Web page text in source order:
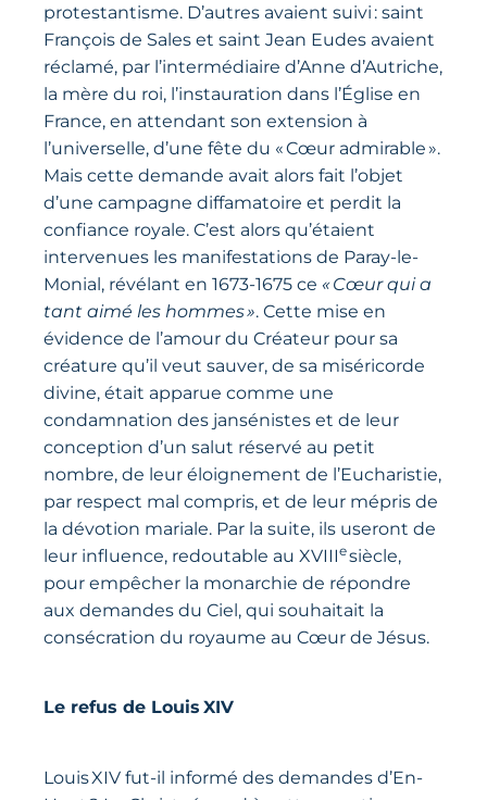
protestantisme. D’autres avaient suivi : saint
François de Sales et saint Jean Eudes avaient
réclamé, par l’intermédiaire d’Anne d’Autriche,
la mère du roi, l’instauration dans l’Église en
France, en attendant son extension à
l’universelle, d’une fête du « Cœur admirable ».
Mais cette demande avait alors fait l’objet
d’une campagne diffamatoire et perdit la
confiance royale. C’est alors qu’étaient
intervenues les manifestations de Paray-le-
Monial, révélant en 1673-1675 ce « Cœur qui a
tant aimé les hommes ». Cette mise en
évidence de l’amour du Créateur pour sa
créature qu’il veut sauver, de sa miséricorde
divine, était apparue comme une
condamnation des jansénistes et de leur
conception d’un salut réservé au petit
nombre, de leur éloignement de l’Eucharistie,
par respect mal compris, et de leur mépris de
la dévotion mariale. Par la suite, ils useront de
leur influence, redoutable au XVIIIesiècle,
pour empêcher la monarchie de répondre
aux demandes du Ciel, qui souhaitait la
consécration du royaume au Cœur de Jésus.
Le refus de Louis XIV
Louis XIV fut-il informé des demandes d’En-